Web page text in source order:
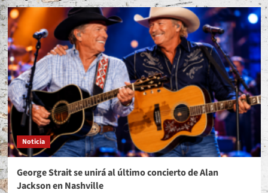
Noticia
George Strait se unirá al último concierto de Alan
Jackson en Nashville